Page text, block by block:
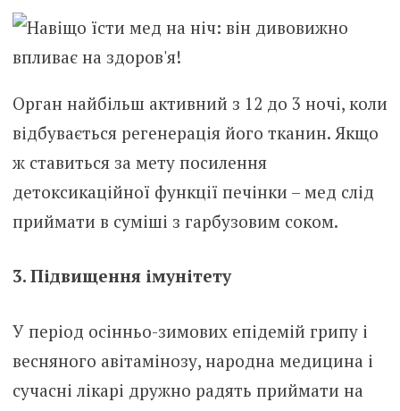
Орган найбільш активний з 12 до 3 ночі, коли
відбувається регенерація його тканин. Якщо
ж ставиться за мету посилення
детоксикаційної функції печінки – мед слід
приймати в суміші з гарбузовим соком.
3. Підвищення імунітету
У період осінньо-зимових епідемій грипу і
весняного авітамінозу, народна медицина і
сучасні лікарі дружно радять приймати на